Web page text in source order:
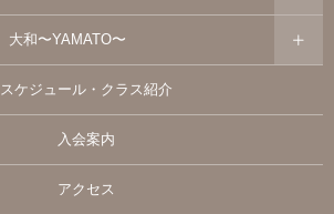
大和〜YAMATO〜
スケジュール・クラス紹介
入会案内
アクセス